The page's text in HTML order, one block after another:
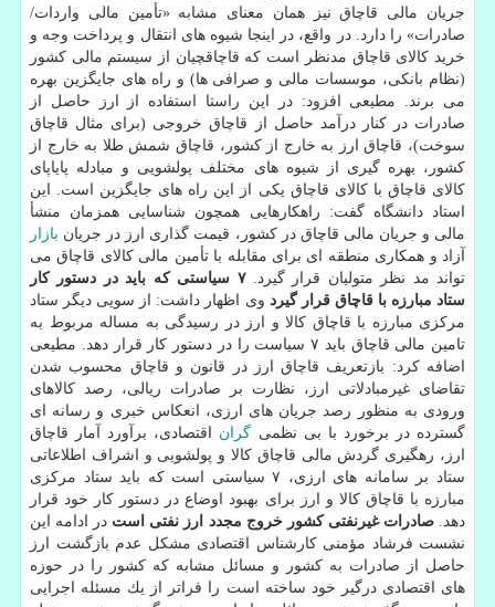
جریان مالی قاچاق نیز همان معنای مشابه «تأمین مالی واردات/
صادرات» را دارد. در واقع، در اینجا شیوه های انتقال و پرداخت وجه و
خرید كالای قاچاق مدنظر است كه قاچاقچیان از سیستم مالی كشور
(نظام بانكی، موسسات مالی و صرافی ها) و راه های جایگزین بهره
می برند. مطیعی افزود: در این راستا استفاده از ارز حاصل از
صادرات در كنار درآمد حاصل از قاچاق خروجی (برای مثال قاچاق
سوخت)، قاچاق ارز به خارج از كشور، قاچاق شمش طلا به خارج از
كشور، بهره گیری از شیوه های مختلف پولشویی و مبادله پایاپای
كالای قاچاق با كالای قاچاق یكی از این راه های جایگزین است. این
استاد دانشگاه گفت: راهكارهایی همچون شناسایی همزمان منشأ
مالی و جریان مالی قاچاق در كشور، قیمت گذاری ارز در جریان بازار
آزاد و همكاری منطقه ای برای مقابله با تأمین مالی كالای قاچاق می
تواند مد نظر متولیان قرار گیرد.
۷ سیاستی كه باید در دستور كار
ستاد مبارزه با قاچاق قرار گیرد وی اظهار داشت: از سویی دیگر ستاد
مركزی مبارزه با قاچاق كالا و ارز در رسیدگی به مساله مربوط به
تامین مالی قاچاق باید ۷ سیاست را در دستور كار قرار دهد. مطیعی
اضافه كرد: بازتعریف قاچاق ارز در قانون و قاچاق محسوب شدن
تقاضای غیرمبادلاتی ارز، نظارت بر صادرات ریالی، رصد كالاهای
ورودی به منظور رصد جریان های ارزی، انعكاس خبری و رسانه ای
گسترده در برخورد با بی نظمی گران اقتصادی، برآورد آمار قاچاق
ارز، رهگیری گردش مالی قاچاق كالا و پولشویی و اشراف اطلاعاتی
ستاد بر سامانه های ارزی، ۷ سیاستی است كه باید ستاد مركزی
مبارزه با قاچاق كالا و ارز برای بهبود اوضاع در دستور كار خود قرار
دهد.صادرات غیرنفتی كشور خروج مجدد ارز نفتی است در ادامه این
نشست فرشاد مؤمنی كارشناس اقتصادی مشكل عدم بازگشت ارز
حاصل از صادرات به كشور و مسائل مشابه كه كشور را در حوزه
های اقتصادی درگیر خود ساخته است را فراتر از یك مسئله اجرایی